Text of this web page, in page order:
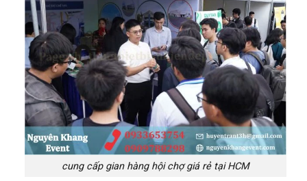
cung cấp gian hàng hội chợ giá rẻ tại HCM